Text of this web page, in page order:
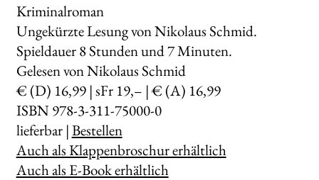
Kriminalroman
Ungekürzte Lesung von Nikolaus Schmid.
Spieldauer 8 Stunden und 7 Minuten.
Gelesen von Nikolaus Schmid
€ (D) 16,99 | sFr 19,– | € (A) 16,99
ISBN 978-3-311-75000-0
lieferbar |Bestellen
Auch als Klappenbroschur erhältlich
Auch als E-Book erhältlich